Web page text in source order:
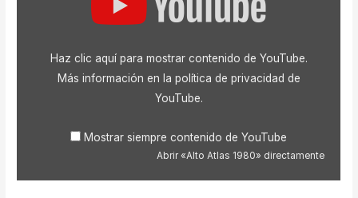
Haz clic aquí para mostrar contenido de YouTube.
Más información en la política de privacidad de
YouTube.
Mostrar siempre contenido de YouTube
Abrir «Alto Atlas 1980» directamente